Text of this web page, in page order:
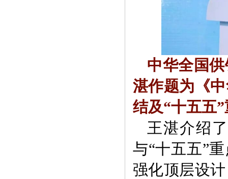
中华全国
湛作题为《
结及“十五五
王湛介绍
与“十五五”
强化顶层设